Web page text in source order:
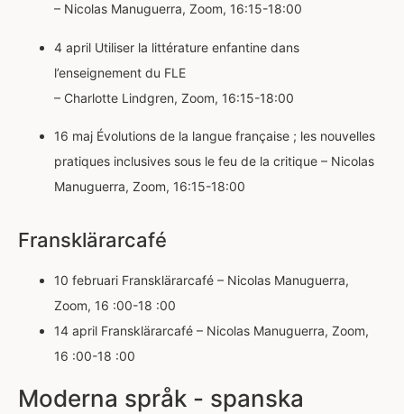
– Nicolas Manuguerra, Zoom, 16:15-18:00
4 april Utiliser la littérature enfantine dans
l’enseignement du FLE
– Charlotte Lindgren, Zoom, 16:15-18:00
16 maj Évolutions de la langue française ; les nouvelles
pratiques inclusives sous le feu de la critique – Nicolas
Manuguerra, Zoom, 16:15-18:00
Fransklärarcafé
10 februari Fransklärarcafé – Nicolas Manuguerra,
Zoom, 16 :00-18 :00
14 april Fransklärarcafé – Nicolas Manuguerra, Zoom,
16 :00-18 :00
Moderna språk - spanska